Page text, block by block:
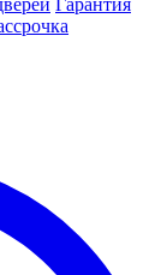
Гарантия